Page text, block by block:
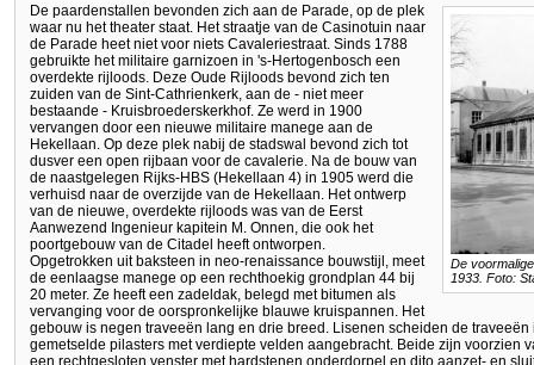
De
1933. Foto:
De paardenstallen bevonden zich aan de Parade, op de plek
waar nu het theater staat. Het straatje van de Casinotuin naar
de Parade heet niet voor niets Cavaleriestraat. Sinds 1788
gebruikte het militaire garnizoen in 's-Hertogenbosch een
overdekte rijloods. Deze Oude Rijloods bevond zich ten
zuiden van de Sint-Cathrienkerk, aan de - niet meer
bestaande - Kruisbroederskerkhof. Ze werd in 1900
vervangen door een nieuwe militaire manege aan de
Hekellaan. Op deze plek nabij de stadswal bevond zich tot
dusver een open rijbaan voor de cavalerie. Na de bouw van
de naastgelegen Rijks-HBS (Hekellaan 4) in 1905 werd die
verhuisd naar de overzijde van de Hekellaan. Het ontwerp
van de nieuwe, overdekte rijloods was van de Eerst
Aanwezend Ingenieur kapitein M. Onnen, die ook het
poortgebouw van de Citadel heeft ontworpen.
Opgetrokken uit baksteen in neo-renaissance bouwstijl, meet
de eenlaagse manege op een rechthoekig grondplan 44 bij
20 meter. Ze heeft een zadeldak, belegd met bitumen als
vervanging voor de oorspronkelijke blauwe kruispannen. Het
gebouw is negen traveeën lang en drie breed. Lisenen scheiden de
gemetselde pilasters met verdiepte velden aangebracht. Beide zijn voorzien
een rechtgesloten venster met hardstenen onderdorpel en dito aanzet- en